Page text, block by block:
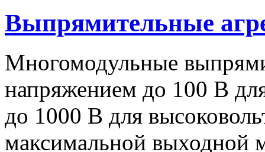
Выпрямительные
Многомодульные
напряжением до 100 В
до 1000 В для
максимальной